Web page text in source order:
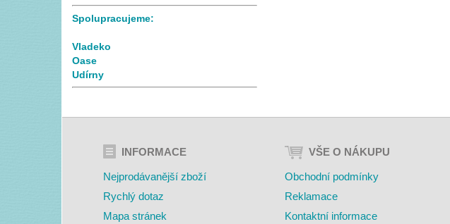
Spolupracujeme:
Vladeko
Oase
Udírny
INFORMACE
Nejprodávanější zboží
Rychlý dotaz
Mapa stránek
VŠE O NÁKUPU
Obchodní podmínky
Reklamace
Kontaktní informace